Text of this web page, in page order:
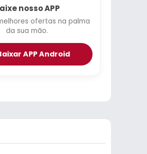
nosso APP
ofertas na palma
da sua mão.
APP Android